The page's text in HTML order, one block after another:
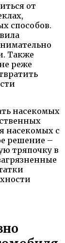
от
способов.
Также
реже
насекомых
насекомых с
решение –
тряпочку в